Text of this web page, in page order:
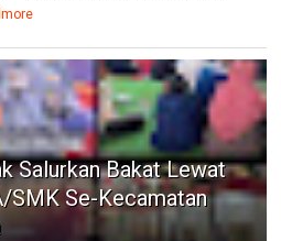
Salurkan Bakat Lewat
SMK Se-Kecamatan